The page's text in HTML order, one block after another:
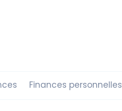
Finances personnelles